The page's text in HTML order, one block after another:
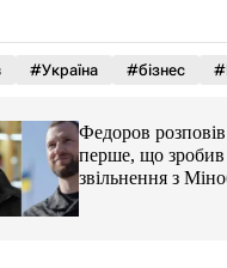
#Україна #бізнес
Федоров
перше, що зробив
звільнення з